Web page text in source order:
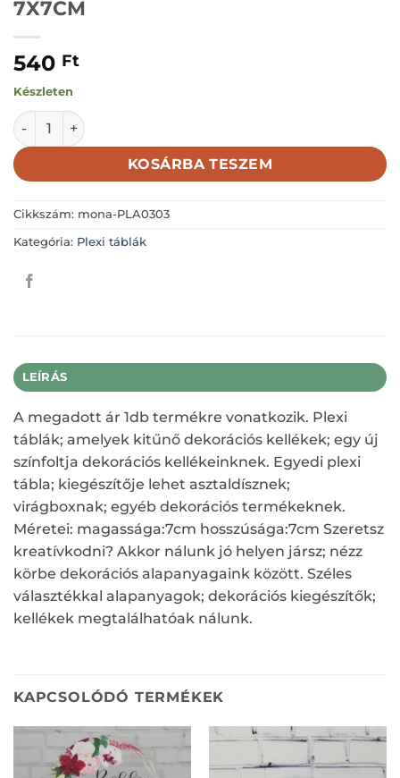
7X7CM
540 Ft
Készleten
SOK SZERETETTEL KÖR PLEXI 7X7CM mennyiség
KOSÁRBA TESZEM
Cikkszám: mona-PLA0303
Kategória: Plexi táblák
LEÍRÁS
A megadott ár 1db termékre vonatkozik. Plexi
táblák; amelyek kitűnő dekorációs kellékek; egy új
színfoltja dekorációs kellékeinknek. Egyedi plexi
tábla; kiegészítője lehet asztaldísznek;
virágboxnak; egyéb dekorációs termékeknek.
Méretei: magassága:7cm hosszúsága:7cm Szeretsz
kreatívkodni? Akkor nálunk jó helyen jársz; nézz
körbe dekorációs alapanyagaink között. Széles
választékkal alapanyagok; dekorációs kiegészítők;
kellékek megtalálhatóak nálunk.
KAPCSOLÓDÓ TERMÉKEK